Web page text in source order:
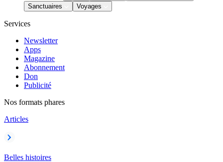
Sanctuaires
Voyages
Services
Newsletter
Apps
Magazine
Abonnement
Don
Publicité
Nos formats phares
Articles
Belles histoires